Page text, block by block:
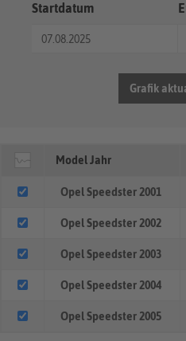
Startdatum
Grafik
Model Jahr
Opel Speedster 2001
Opel Speedster 2002
Opel Speedster 2003
Opel Speedster 2004
Opel Speedster 2005